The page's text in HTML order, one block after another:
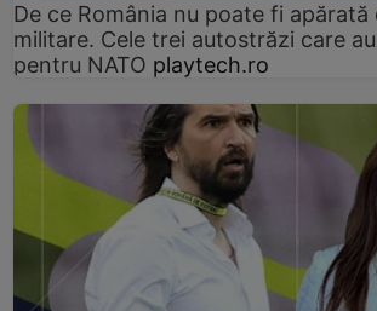
De ce România nu poate fi apărată
militare. Cele trei autostrăzi care
pentru NATO playtech.ro